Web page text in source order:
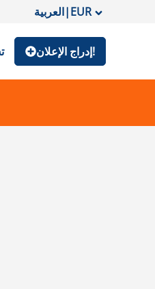
العربية|EUR
إدراج الإعلان!